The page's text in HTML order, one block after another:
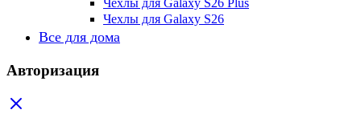
Чехлы для Galaxy S26 Plus
Чехлы для Galaxy S26
Все для дома
Авторизация